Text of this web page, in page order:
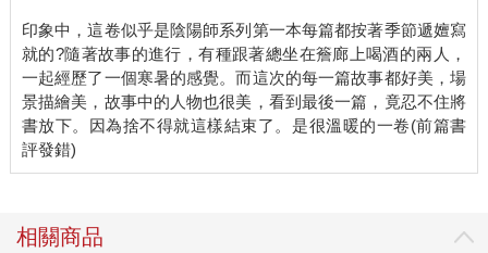
「哎，如果我推測得沒錯，今天晚上，我們或許可以看到一般人
難以看到的光景。」
「什麼意思？」
「與其在此說明，不如先準備吧。」
「準備？」
印象中，這卷似乎是陰陽師系列第一本每篇都按著季節遞嬗寫
就的?隨著故事的進行，有種跟著總坐在簷廊上喝酒的兩人，
一起經歷了一個寒暑的感覺。而這次的每一篇故事都好美，場
景描繪美，故事中的人物也很美，看到最後一篇，竟忍不住將
書放下。因為捨不得就這樣結束了。是很溫暖的一卷(前篇書
相關商品